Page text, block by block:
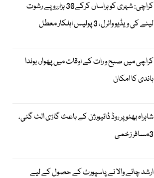
کراچی: شہری کو ہراساں کرکے30 ہزارروپے رشوت
لینے کی ویڈیو وائرل، 3 پولیس اہلکار معطل
کراچی میں صبح و رات کے اوقات میں پھوار، بوندا
باندی کا امکان
شاہراہ بھٹو پر روڈ ڈائیورژن کے باعث گاڑی الٹ گئی،
3مسافر زخمی
ارشد چائے والا نے پاسپورٹ کے حصول کے لیے